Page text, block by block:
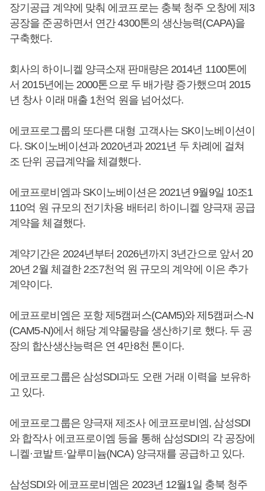
장기공급 계약에 맞춰 에코프로는 충북 청주 오창에 제3
공장을 준공하면서 연간 4300톤의 생산능력(CAPA)을
구축했다.
회사의 하이니켈 양극소재 판매량은 2014년 1100톤에
서 2015년에는 2000톤으로 두 배가량 증가했으며 2015
년 창사 이래 매출 1천억 원을 넘어섰다.
에코프로그룹의 또다른 대형 고객사는 SK이노베이션이
다. SK이노베이션과 2020년과 2021년 두 차례에 걸쳐
조 단위 공급계약을 체결했다.
에코프로비엠과 SK이노베이션은 2021년 9월9일 10조1
110억 원 규모의 전기차용 배터리 하이니켈 양극재 공급
계약을 체결했다.
계약기간은 2024년부터 2026년까지 3년간으로 앞서 20
20년 2월 체결한 2조7천억 원 규모의 계약에 이은 추가
계약이다.
에코프로비엠은 포항 제5캠퍼스(CAM5)와 제5캠퍼스-N
(CAM5-N)에서 해당 계약물량을 생산하기로 했다. 두 공
장의 합산생산능력은 연 4만8천 톤이다.
에코프로그룹은 삼성SDI과도 오랜 거래 이력을 보유하
고 있다.
에코프로그룹은 양극재 제조사 에코프로비엠, 삼성SDI
와 합작사 에코프로이엠 등을 통해 삼성SDI의 각 공장에
니켈·코발트·알루미늄(NCA) 양극재를 공급하고 있다.
삼성SDI와 에코프로비엠은 2023년 12월1일 충북 청주